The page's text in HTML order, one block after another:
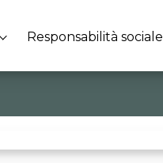
Responsabilità sociale